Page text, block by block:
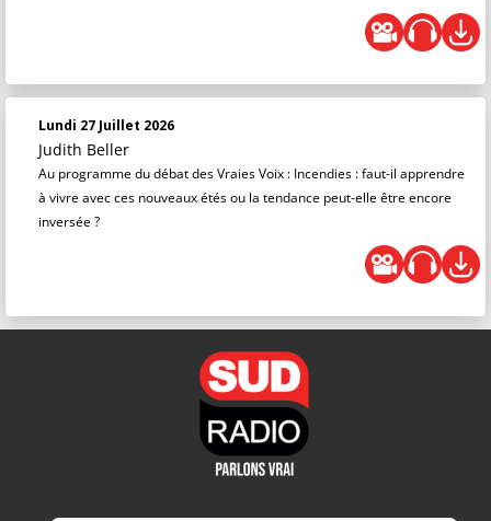
Lundi 27 Juillet 2026
Judith Beller
Au programme du débat des Vraies Voix : Incendies : faut-il apprendre
à vivre avec ces nouveaux étés ou la tendance peut-elle être encore
inversée ?